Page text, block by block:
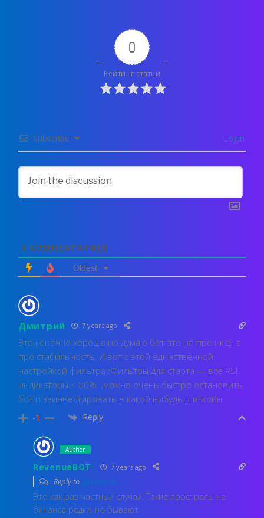
0
Рейтинг статьи
Subscribe Login
3 КОММЕНТАРИЕВ
Oldest
Дмитрий 7 years ago
Это конечно хорошо,но думаю бот это не про иксы а
про стабильность. И вот с этой единственной
настройкой фильтра :Фильтры для старта — все RSI
индикаторы < 80%. ,можно очень быстро остановить
бот и заинвестировать в какой нибудь шиткойн
-1 Reply
Author
RevenueBOT 7 years ago
Reply to Дмитрий
Это как раз частный случай. Такие прострелы на
бинансе редки, но бывают.